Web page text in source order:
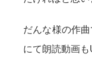
だんな様の作
にて朗読動画も